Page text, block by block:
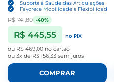
Suporte à Saúde das Articulações
Favorece Mobilidade e Flexibilidade
R$ 741,80 -40%
R$ 445,55 no PIX
ou R$ 469,00 no cartão
ou 3x de R$ 156,33 sem juros
COMPRAR